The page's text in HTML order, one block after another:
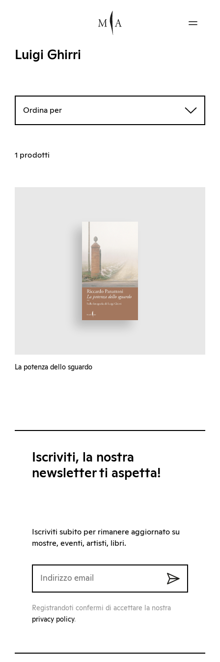
Luigi Ghirri
Ordina per
1 prodotti
La potenza dello sguardo
Iscriviti, la nostra
newsletter ti aspetta!
Iscriviti subito per rimanere aggiornato su
mostre, eventi, artisti, libri.
Registrandoti confermi di accettare la nostra
privacy policy.